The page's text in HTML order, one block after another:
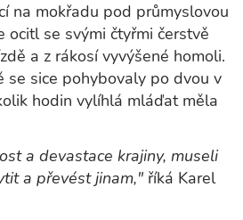
na mokřadu pod průmyslovou
ocitl se svými čtyřmi čerstvě
a z rákosí vyvýšené homoli.
sice pohybovaly po dvou v
hodin vylíhlá mláďat měla
a devastace krajiny, museli
a převést jinam," říká Karel